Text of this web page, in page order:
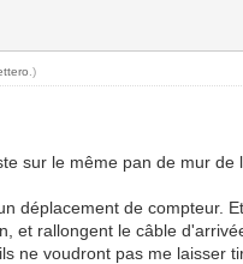
.)
sur le même pan de mur
déplacement de compteur.
et rallongent le câble
ne voudront pas me